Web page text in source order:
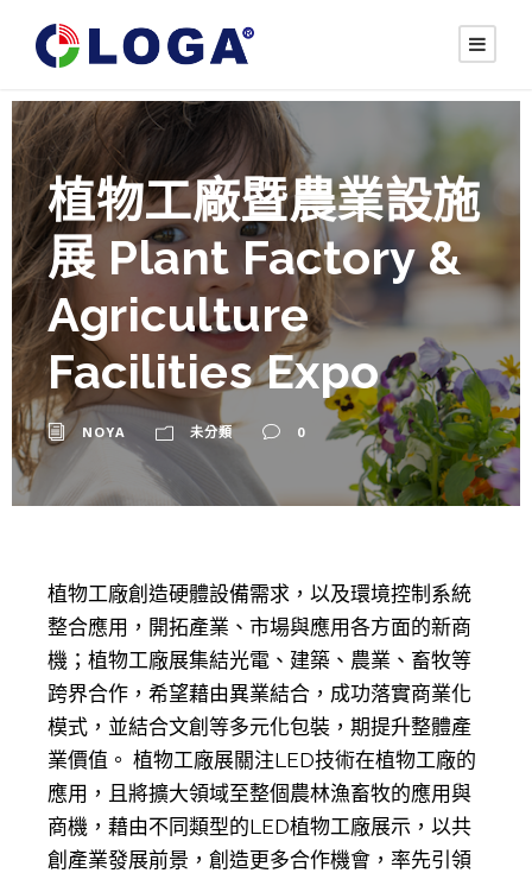
植物工廠暨農業設施
展 Plant Factory &
Agriculture
Facilities Expo
NOYA 未分類 0
植物工廠創造硬體設備需求，以及環境控制系統
整合應用，開拓產業、市場與應用各方面的新商
機；植物工廠展集結光電、建築、農業、畜牧等
跨界合作，希望藉由異業結合，成功落實商業化
模式，並結合文創等多元化包裝，期提升整體產
業價值。 植物工廠展關注LED技術在植物工廠的
應用，且將擴大領域至整個農林漁畜牧的應用與
商機，藉由不同類型的LED植物工廠展示，以共
創產業發展前景，創造更多合作機會，率先引領